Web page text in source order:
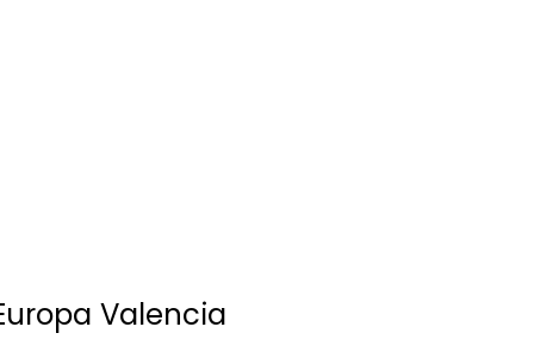
Valencia